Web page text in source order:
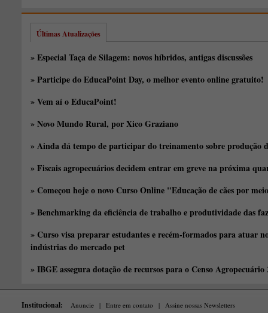
Últimas Atualizações
» Especial Taça de Silagem: novos híbridos, antigas discussões
» Participe do EducaPoint Day, o melhor evento online gratuito!
» Vem aí o EducaPoint!
» Novo Mundo Rural, por Xico Graziano
» Ainda dá tempo de participar do treinamento sobre produção
» Fiscais agropecuários decidem entrar em greve na próxima
» Começou hoje o novo Curso Online "Educação de cães por
» Benchmarking da eficiência de trabalho e produtividade das
» Curso visa preparar estudantes e recém-formados para atuar
indústrias do mercado pet
» IBGE assegura dotação de recursos para o Censo Agropecuário
Institucional: Anuncie | Entre em contato | Assine nossas Newsletters